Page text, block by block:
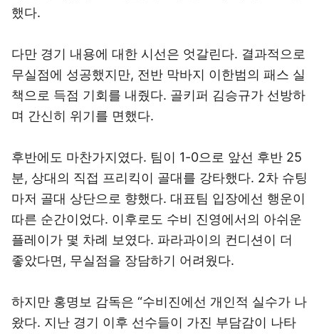
했다.
다만 경기 내용에 대한 시선은 엇갈린다. 결과적으로
무실점에 성공했지만, 전반 막바지 이한범의 패스 실
책으로 득점 기회를 내줬다. 골키퍼 김승규가 선방하
며 간신히 위기를 면했다.
후반에도 마찬가지였다. 팀이 1-0으로 앞선 후반 25
분, 상대의 직접 프리킥이 골대를 강타했다. 2차 슈팅
마저 골대 상단으로 향했다. 대표팀 입장에선 행운이
따른 순간이었다. 이후로도 수비 진영에서의 아쉬운
플레이가 몇 차례 보였다. 파라과이의 컨디션이 더
좋았다면, 무실점을 장담하기 어려웠다.
하지만 홍명보 감독은 “수비진에선 개인적 실수가 나
왔다. 지난 경기 이후 선수들이 가진 부담감이 나타